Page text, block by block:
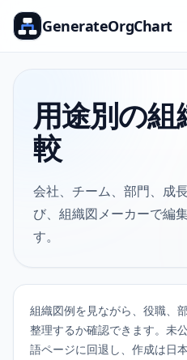
GenerateOrgChart
用途別の
較
会社、チーム、部門、成
び、組織図メーカーで編
す。
組織図例を見ながら、役職、
整理するか確認できます。未
語ページに回退し、作成は日